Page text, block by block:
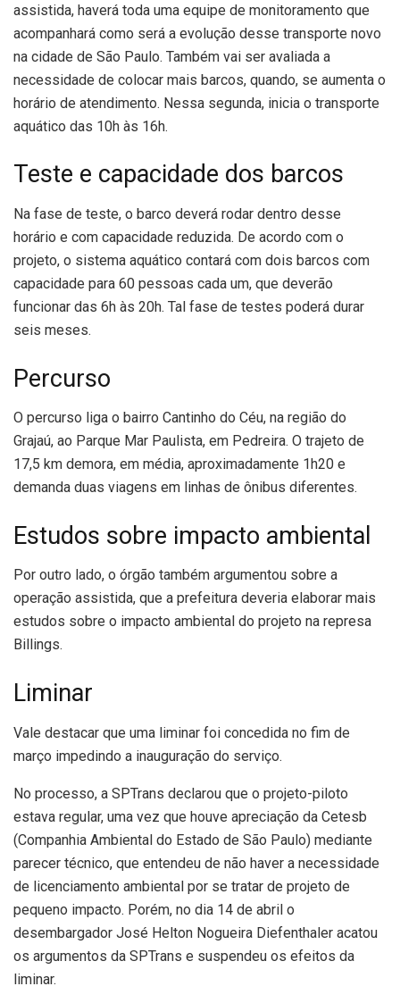
assistida, haverá toda uma equipe de monitoramento que
acompanhará como será a evolução desse transporte novo
na cidade de São Paulo. Também vai ser avaliada a
necessidade de colocar mais barcos, quando, se aumenta o
horário de atendimento. Nessa segunda, inicia o transporte
aquático das 10h às 16h.
Teste e capacidade dos barcos
Na fase de teste, o barco deverá rodar dentro desse
horário e com capacidade reduzida. De acordo com o
projeto, o sistema aquático contará com dois barcos com
capacidade para 60 pessoas cada um, que deverão
funcionar das 6h às 20h. Tal fase de testes poderá durar
seis meses.
Percurso
O percurso liga o bairro Cantinho do Céu, na região do
Grajaú, ao Parque Mar Paulista, em Pedreira. O trajeto de
17,5 km demora, em média, aproximadamente 1h20 e
demanda duas viagens em linhas de ônibus diferentes.
Estudos sobre impacto ambiental
Por outro lado, o órgão também argumentou sobre a
operação assistida, que a prefeitura deveria elaborar mais
estudos sobre o impacto ambiental do projeto na represa
Billings.
Liminar
Vale destacar que uma liminar foi concedida no fim de
março impedindo a inauguração do serviço.
No processo, a SPTrans declarou que o projeto-piloto
estava regular, uma vez que houve apreciação da Cetesb
(Companhia Ambiental do Estado de São Paulo) mediante
parecer técnico, que entendeu de não haver a necessidade
de licenciamento ambiental por se tratar de projeto de
pequeno impacto. Porém, no dia 14 de abril o
desembargador José Helton Nogueira Diefenthaler acatou
os argumentos da SPTrans e suspendeu os efeitos da
liminar.